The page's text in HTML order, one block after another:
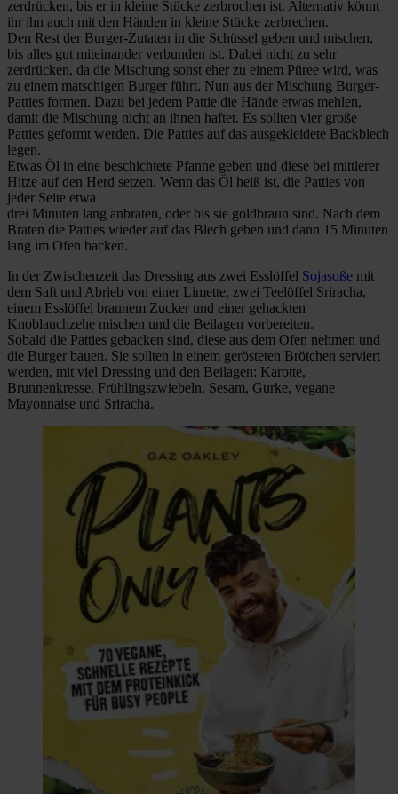
zerdrücken, bis er in kleine Stücke zerbrochen ist. Alternativ könnt
ihr ihn auch mit den Händen in kleine Stücke zerbrechen.
Den Rest der Burger-Zutaten in die Schüssel geben und mischen,
bis alles gut miteinander verbunden ist. Dabei nicht zu sehr
zerdrücken, da die Mischung sonst eher zu einem Püree wird, was
zu einem matschigen Burger führt. Nun aus der Mischung Burger-
Patties formen. Dazu bei jedem Pattie die Hände etwas mehlen,
damit die Mischung nicht an ihnen haftet. Es sollten vier große
Patties geformt werden. Die Patties auf das ausgekleidete Backblech
legen.
Etwas Öl in eine beschichtete Pfanne geben und diese bei mittlerer
Hitze auf den Herd setzen. Wenn das Öl heiß ist, die Patties von
jeder Seite etwa
drei Minuten lang anbraten, oder bis sie goldbraun sind. Nach dem
Braten die Patties wieder auf das Blech geben und dann 15 Minuten
lang im Ofen backen.
In der Zwischenzeit das Dressing aus zwei Esslöffel Sojasoße mit
dem Saft und Abrieb von einer Limette, zwei Teelöffel Sriracha,
einem Esslöffel braunem Zucker und einer gehackten
Knoblauchzehe mischen und die Beilagen vorbereiten.
Sobald die Patties gebacken sind, diese aus dem Ofen nehmen und
die Burger bauen. Sie sollten in einem gerösteten Brötchen serviert
werden, mit viel Dressing und den Beilagen: Karotte,
Brunnenkresse, Frühlingszwiebeln, Sesam, Gurke, vegane
Mayonnaise und Sriracha.